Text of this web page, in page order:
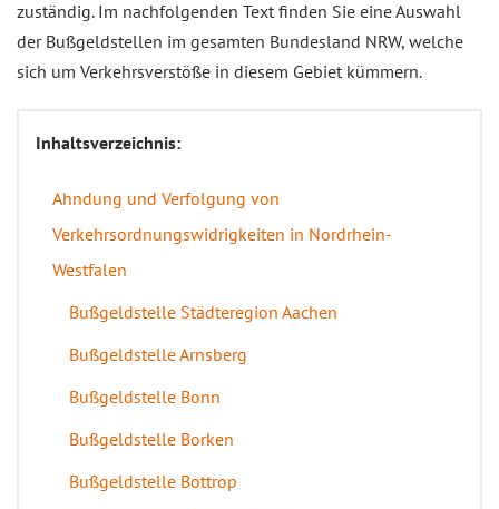
zuständig. Im nachfolgenden Text finden Sie eine Auswahl
der Bußgeldstellen im gesamten Bundesland NRW, welche
sich um Verkehrsverstöße in diesem Gebiet kümmern.
Inhaltsverzeichnis:
Ahndung und Verfolgung von
Verkehrsordnungswidrigkeiten in Nordrhein-
Westfalen
Bußgeldstelle Städteregion Aachen
Bußgeldstelle Arnsberg
Bußgeldstelle Bonn
Bußgeldstelle Borken
Bußgeldstelle Bottrop